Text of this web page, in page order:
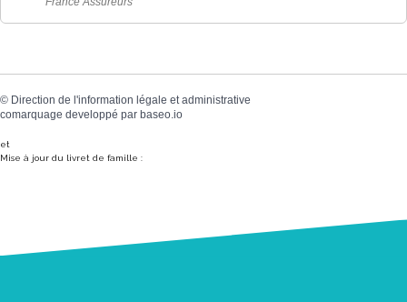
© Direction de l'information légale et administrative
comarquage developpé par baseo.io
et
Mise à jour du livret de famille :